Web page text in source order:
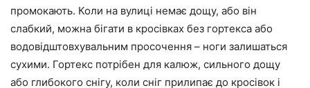
промокають. Коли на вулиці немає дощу, або він
слабкий, можна бігати в кросівках без гортекса або
водовідштовхувальним просочення – ноги залишаться
сухими. Гортекс потрібен для калюж, сильного дощу
або глибокого снігу, коли сніг прилипає до кросівок і